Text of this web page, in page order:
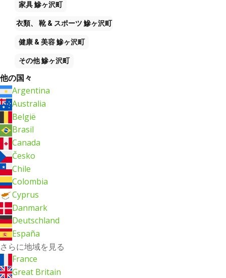
家具鰺ヶ沢町
衣類、 靴 & スポーツ 鰺ヶ沢町
健康 & 美容鰺ヶ沢町
その他鰺ヶ沢町
他の国々
Argentina
Australia
België
Brasil
Canada
Česko
Chile
Colombia
Cyprus
Danmark
Deutschland
España
さらに地域を見る
France
Great Britain